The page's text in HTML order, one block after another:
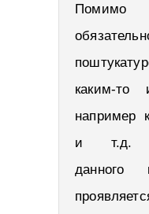
Помимо
каким-то
например
и т.д.
данного